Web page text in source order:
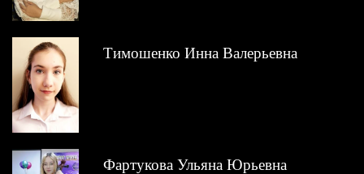
Тимошенко Инна Валерьевна
Фартукова Ульяна Юрьевна